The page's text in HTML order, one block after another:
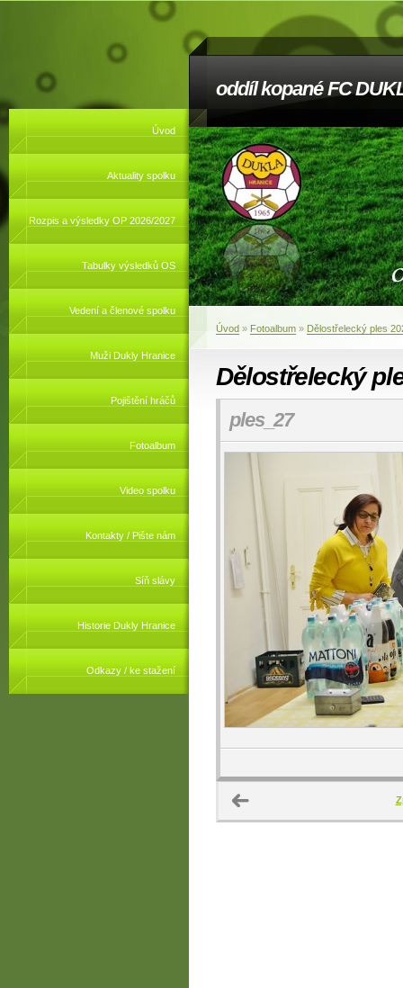
oddíl kopané FC
Úvod
Aktuality spolku
Rozpis a výsledky OP 2026/2027
Tabulky výsledků OS
Vedení a členové spolku
Muži Dukly Hranice
Pojištění hráčů
Fotoalbum
Video spolku
Kontakty / Pište nám
Síň slávy
Historie Dukly Hranice
Odkazy / ke stažení
Úvod » Fotoalbum » Dělostřelecký ples
Dělostřelecký
ples_27